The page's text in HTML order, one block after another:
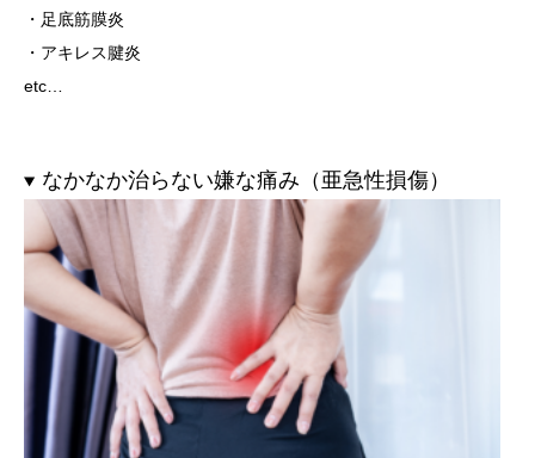
・足底筋膜炎
・アキレス腱炎
etc…
なかなか治らない嫌な痛み（亜急性損傷）